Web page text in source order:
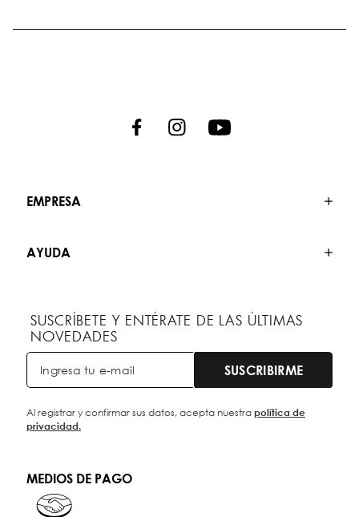
EMPRESA
AYUDA
SUSCRÍBETE Y ENTÉRATE DE LAS ÚLTIMAS
NOVEDADES
SUSCRIBIRME
Al registrar y confirmar sus datos, acepta nuestrapolítica de
privacidad.
MEDIOS DE PAGO